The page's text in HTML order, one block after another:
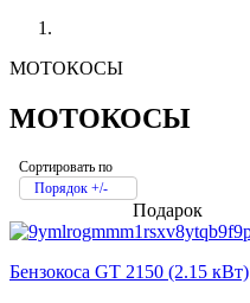
МОТОКОСЫ
МОТОКОСЫ
Сортировать по
Порядок +/-
Подарок
Бензокоса GT 2150 (2.15 кВт)